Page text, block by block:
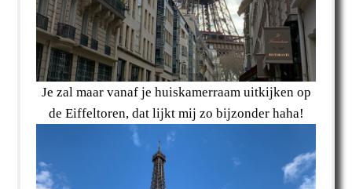
Je zal maar vanaf je huiskamerraam uitkijken op
de Eiffeltoren, dat lijkt mij zo bijzonder haha!